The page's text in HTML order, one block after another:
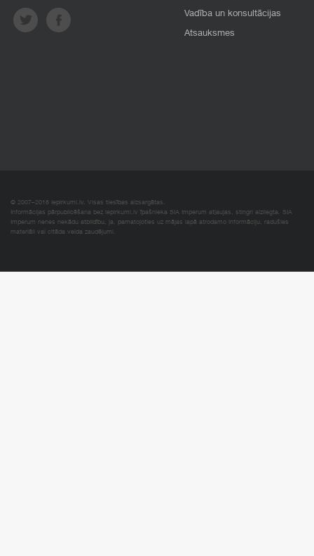
Vadība un konsultācijas
Atsauksmes
© 2007–2018 Iepirkumi.lv. Visas tiesības aizsargātas.
Informācijas pārpublicēšana bez iepirkumi.lv īpašnieka SIA Imperum atļaujas, stingri aizliegta. SIA
Imperum nenes nekādu atbildību, ja, pamatojoties uz mājas lapā atrodamo informāciju, radušies
materiāli vai citāda veida zaudējumi.